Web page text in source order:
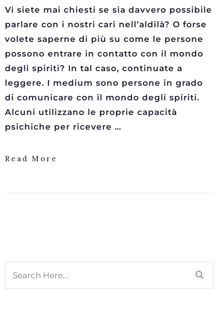
Vi siete mai chiesti se sia davvero possibile
parlare con i nostri cari nell’aldilà? O forse
volete saperne di più su come le persone
possono entrare in contatto con il mondo
degli spiriti? In tal caso, continuate a
leggere. I medium sono persone in grado
di comunicare con il mondo degli spiriti.
Alcuni utilizzano le proprie capacità
psichiche per ricevere …
Read More